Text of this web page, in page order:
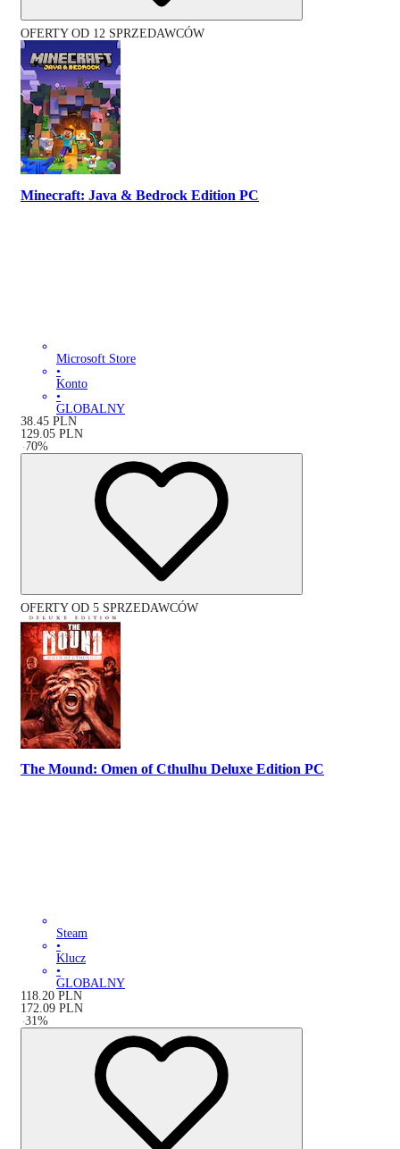
OFERTY OD 12 SPRZEDAWCÓW
Minecraft: Java & Bedrock Edition PC
Microsoft Store
•
Konto
•
GLOBALNY
38.45 PLN
129.05 PLN
-70%
OFERTY OD 5 SPRZEDAWCÓW
The Mound: Omen of Cthulhu Deluxe Edition PC
Steam
•
Klucz
•
GLOBALNY
118.20 PLN
172.09 PLN
-31 %